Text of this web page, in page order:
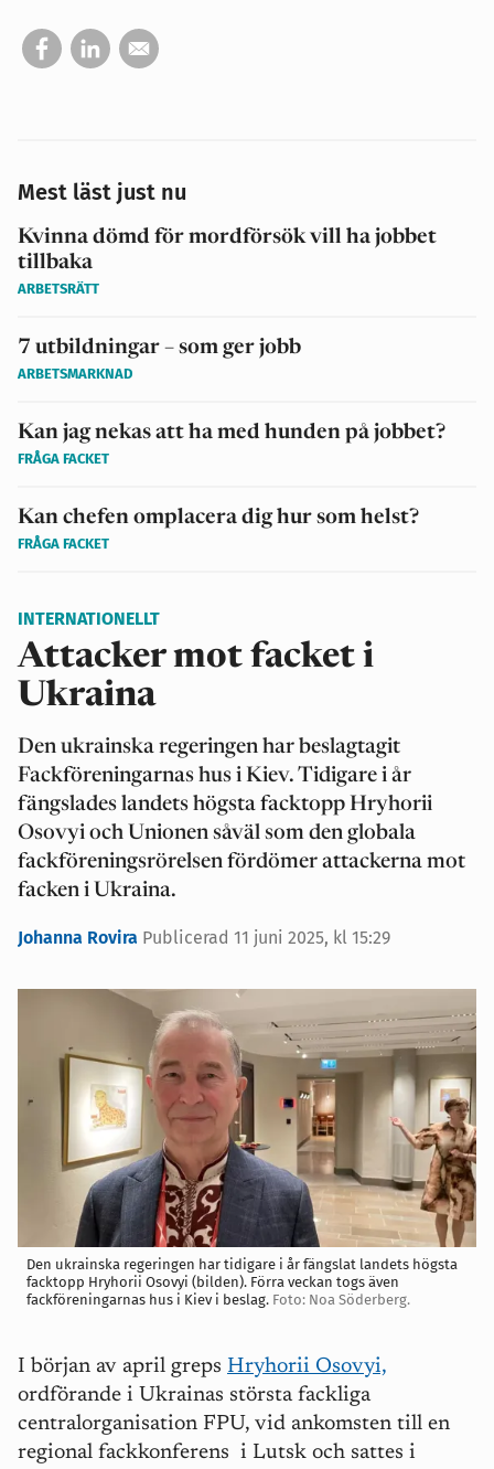
Mest läst just nu
Kvinna dömd för mordförsök vill ha jobbet
tillbaka
ARBETSRÄTT
7 utbildningar – som ger jobb
ARBETSMARKNAD
Kan jag nekas att ha med hunden på jobbet?
FRÅGA FACKET
Kan chefen omplacera dig hur som helst?
FRÅGA FACKET
INTERNATIONELLT
Attacker mot facket i
Ukraina
Den ukrainska regeringen har beslagtagit
Fackföreningarnas hus i Kiev. Tidigare i år
fängslades landets högsta facktopp Hryhorii
Osovyi och Unionen såväl som den globala
fackföreningsrörelsen fördömer attackerna mot
facken i Ukraina.
Johanna Rovira Publicerad 11 juni 2025, kl 15:29
Den ukrainska regeringen har tidigare i år fängslat landets högsta
facktopp Hryhorii Osovyi (bilden). Förra veckan togs även
fackföreningarnas hus i Kiev i beslag. Foto: Noa Söderberg.
I början av april greps Hryhorii Osovyi,
ordförande i Ukrainas största fackliga
centralorganisation FPU, vid ankomsten till en
regional fackkonferens i Lutsk och sattes i